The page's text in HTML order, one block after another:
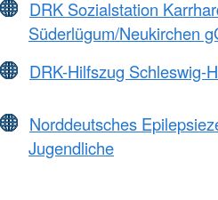
DRK Sozialstation
Süderlügum/Neukirchen
DRK-Hilfszug Schleswig-
Norddeutsches
Jugendliche